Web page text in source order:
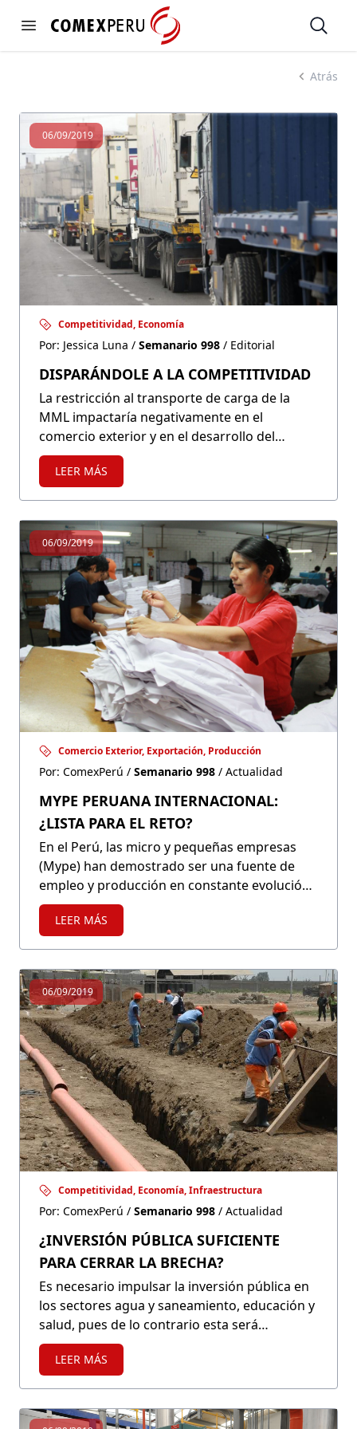
Open menu
https://www.comexperu.org.pe Open
SEMANARIO 998
Atrás
06/09/2019
Competitividad, Economía
Por: Jessica Luna / Semanario 998 / Editorial
DISPARÁNDOLE A LA COMPETITIVIDAD
La restricción al transporte de carga de la
MML impactaría negativamente en el
comercio exterior y en el desarrollo del
comercio mayorista y minorista local, lo que,
a su vez, afectaría el precio de la canasta de
LEER MÁS
06/09/2019
Comercio Exterior, Exportación, Producción
Por: ComexPerú / Semanario 998 / Actualidad
MYPE PERUANA INTERNACIONAL:
¿LISTA PARA EL RETO?
En el Perú, las micro y pequeñas empresas
(Mype) han demostrado ser una fuente de
empleo y producción en constante evolución.
Sin embargo, toda iniciativa del Gobierno por
impulsar su internacionalización enfrenta la
LEER MÁS
06/09/2019
Competitividad, Economía, Infraestructura
Por: ComexPerú / Semanario 998 / Actualidad
¿INVERSIÓN PÚBLICA SUFICIENTE
PARA CERRAR LA BRECHA?
Es necesario impulsar la inversión pública en
los sectores agua y saneamiento, educación y
salud, pues de lo contrario esta será
insuficiente para cerrar las brechas de
infraestructura en los próximos 20 años.
LEER MÁS